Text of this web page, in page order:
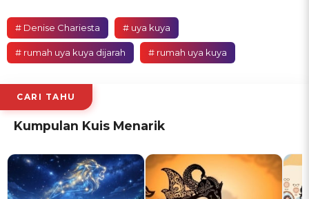
# Denise Chariesta # uya kuya
# rumah uya kuya dijarah # rumah uya kuya
CARI TAHU
Kumpulan Kuis Menarik